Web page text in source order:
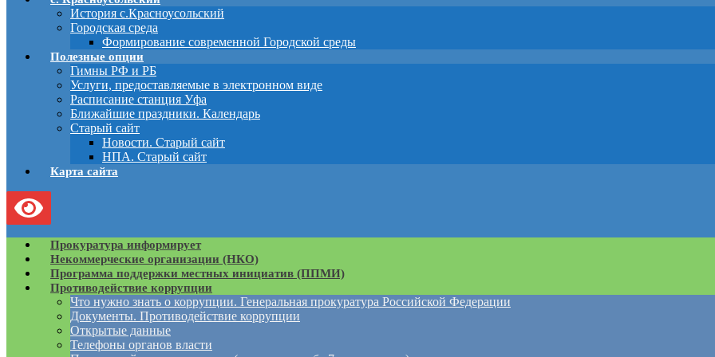
История с.Красноусольский
Городская среда
Формирование современной Городской среды
Полезные опции
Гимны РФ и РБ
Услуги, предоставляемые в электронном виде
Расписание станция Уфа
Ближайшие праздники. Календарь
Старый сайт
Новости. Старый сайт
НПА. Старый сайт
Карта сайта
Прокуратура информирует
Некоммерческие организации (НКО)
Программа поддержки местных инициатив (ППМИ)
Противодействие коррупции
Что нужно знать о коррупции. Генеральная прокуратура Российской Федерации
Документы. Противодействие коррупции
Открытые данные
Телефоны органов власти